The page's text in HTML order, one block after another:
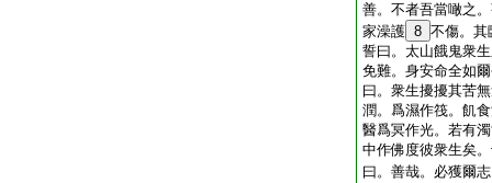
善。不者吾當噉之
家澡護 8 不傷。其
誓曰。太山餓鬼衆
免難。身安命全如
曰。衆生擾擾其苦
潤。爲濕作筏。飢
醫爲冥作光。若有
中作佛度彼衆生矣
曰。善哉。必獲爾